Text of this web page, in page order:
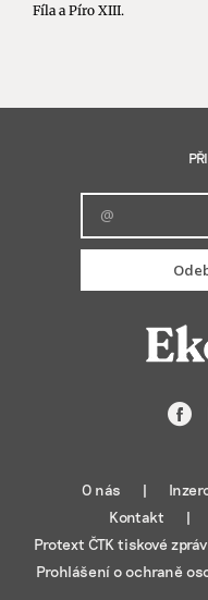
Fíla a Píro XIII.
O nás
Kontakt
Protext ČTK tiskové
Prohlášení o ochraně